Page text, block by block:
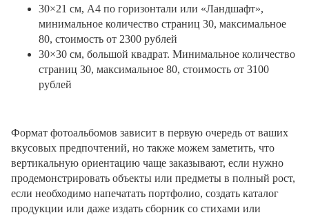
30×21 см, А4 по горизонтали или «Ландшафт»,
минимальное количество страниц 30, максимальное
80, стоимость от 2300 рублей
30×30 см, большой квадрат. Минимальное количество
страниц 30, максимальное 80, стоимость от 3100
рублей
Формат фотоальбомов зависит в первую очередь от ваших
вкусовых предпочтений, но также можем заметить, что
вертикальную ориентацию чаще заказывают, если нужно
продемонстрировать объекты или предметы в полный рост,
если необходимо напечатать портфолио, создать каталог
продукции или даже издать сборник со стихами или